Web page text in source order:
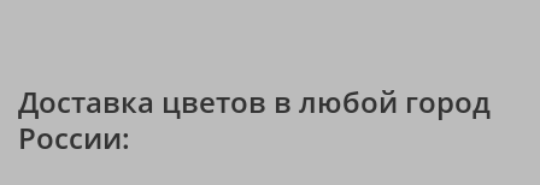
Доставка цветов в любой город
России: